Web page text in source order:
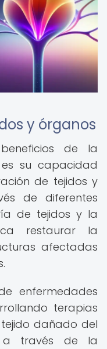
y órganos
de la
su capacidad
de tejidos y
de diferentes
de tejidos y la
restaurar la
afectadas
enfermedades
terapias
dañado del
a través de la